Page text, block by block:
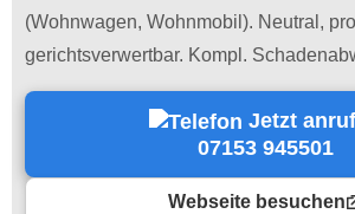
(Wohnwagen, Wohnmobil). Neutral,
gerichtsverwertbar. Kompl.
Jetzt
07153 945501
Webseite besuchen